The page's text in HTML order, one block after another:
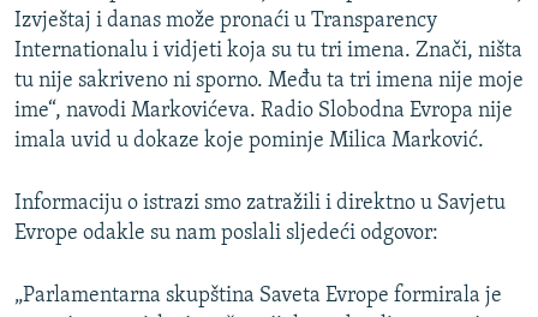
Izvještaj i danas može pronaći u Transparency
Internationalu i vidjeti koja su tu tri imena. Znači, ništa
tu nije sakriveno ni sporno. Među ta tri imena nije moje
ime“, navodi Markovićeva. Radio Slobodna Evropa nije
imala uvid u dokaze koje pominje Milica Marković.
Informaciju o istrazi smo zatražili i direktno u Savjetu
Evrope odakle su nam poslali sljedeći odgovor:
„Parlamentarna skupština Saveta Evrope formirala je